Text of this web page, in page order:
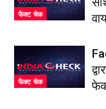
फैक्ट चेक
फैक्ट चेक